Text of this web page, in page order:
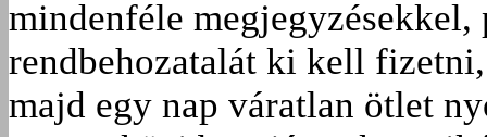
mindenféle
rendbehozatalát ki kell
majd egy nap váratlan ötlet